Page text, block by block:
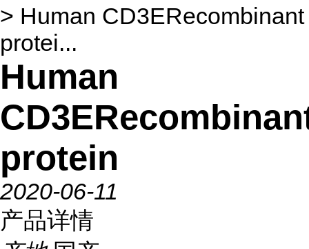
> Human CD3ERecombinant
protei...
Human
protein
2020-06-11
产品详情